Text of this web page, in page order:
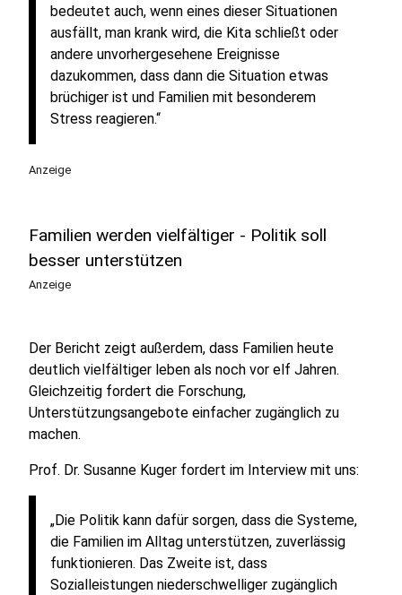
bedeutet auch, wenn eines dieser Situationen
ausfällt, man krank wird, die Kita schließt oder
andere unvorhergesehene Ereignisse
dazukommen, dass dann die Situation etwas
brüchiger ist und Familien mit besonderem
Stress reagieren.“
Anzeige
Familien werden vielfältiger - Politik soll
besser unterstützen
Anzeige
Der Bericht zeigt außerdem, dass Familien heute
deutlich vielfältiger leben als noch vor elf Jahren.
Gleichzeitig fordert die Forschung,
Unterstützungsangebote einfacher zugänglich zu
machen.
Prof. Dr. Susanne Kuger fordert im Interview mit uns:
„Die Politik kann dafür sorgen, dass die Systeme,
die Familien im Alltag unterstützen, zuverlässig
funktionieren. Das Zweite ist, dass
Sozialleistungen niederschwelliger zugänglich